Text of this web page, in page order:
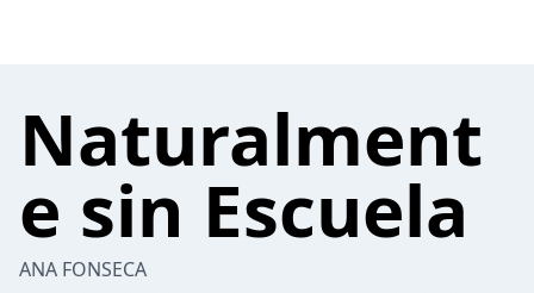
Naturalment
e sin Escuela
ANA FONSECA